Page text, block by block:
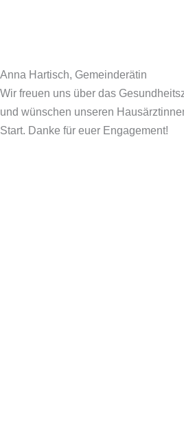
Anna Hartisch, Gemeinderätin
Wir freuen uns über das
und wünschen unseren
Start. Danke für euer Engagement!